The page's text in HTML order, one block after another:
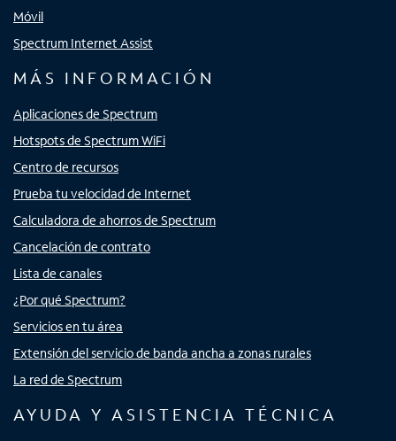
Móvil
Spectrum Internet Assist
MÁS INFORMACIÓN
Aplicaciones de Spectrum
Hotspots de Spectrum WiFi
Centro de recursos
Prueba tu velocidad de Internet
Calculadora de ahorros de Spectrum
Cancelación de contrato
Lista de canales
¿Por qué Spectrum?
Servicios en tu área
Extensión del servicio de banda ancha a zonas rurales
La red de Spectrum
AYUDA Y ASISTENCIA TÉCNICA